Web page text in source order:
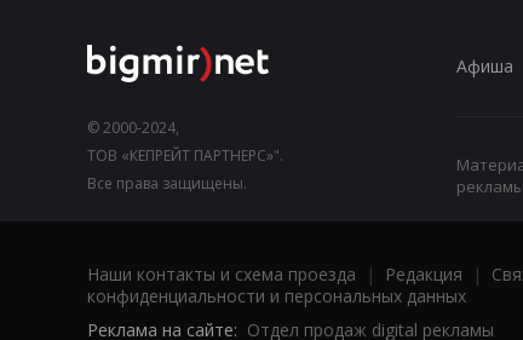
© 2000-2024,
ТОВ «КЕПРЕЙТ ПАРТНЕРС»".
Все права защищены.
Афиша
Наши контакты и схема проезда | Редакция |
конфиденциальности и персональных данных
Реклама на сайте: Отдел продаж digital рекламы